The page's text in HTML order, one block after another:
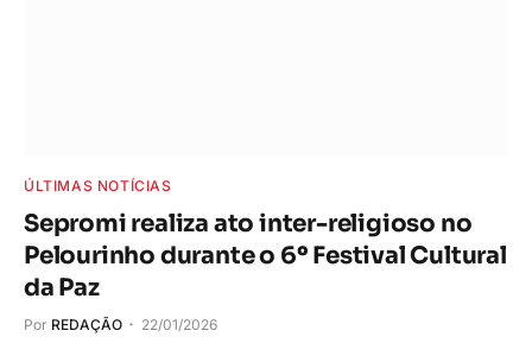
ÚLTIMAS NOTÍCIAS
Sepromi realiza ato inter-religioso no
Pelourinho durante o 6º Festival Cultural
da Paz
Por REDAÇÃO 22/01/2026